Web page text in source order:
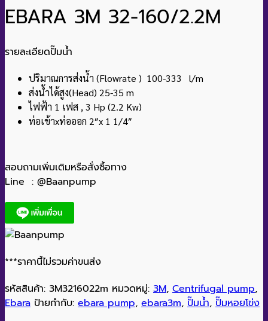
EBARA 3M 32-160/2.2M
รายละเอียดปั๊มน้ำ
ปริมาณการส่งน้ำ (Flowrate ) 100-333 l/m
ส่งน้ำได้สูง(Head) 25-35 m
ไฟฟ้า 1 เฟส , 3 Hp (2.2 Kw)
ท่อเข้าxท่อออก 2″x 1 1/4″
สอบถามเพิ่มเติมหรือสั่งซื้อทาง
Line : @Baanpump
***ราคานี้ไม่รวมค่าขนส่ง
รหัสสินค้า: 3M3216022m หมวดหมู่: 3M, Centrifugal pump,
Ebara ป้ายกำกับ: ebara pump, ebara3m, ปั๊มน้ำ, ปั๊มหอยโข่ง